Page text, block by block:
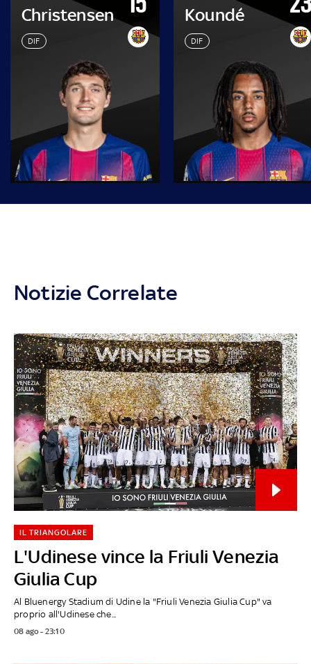
Christensen
DIF
Koundé
DIF
Notizie Correlate
L'Udinese vince la Friuli Venezia
Giulia Cup
IL TRIANGOLARE
Al Bluenergy Stadium di Udine la "Friuli Venezia Giulia Cup" va
proprio all'Udinese che...
08 ago - 23:10